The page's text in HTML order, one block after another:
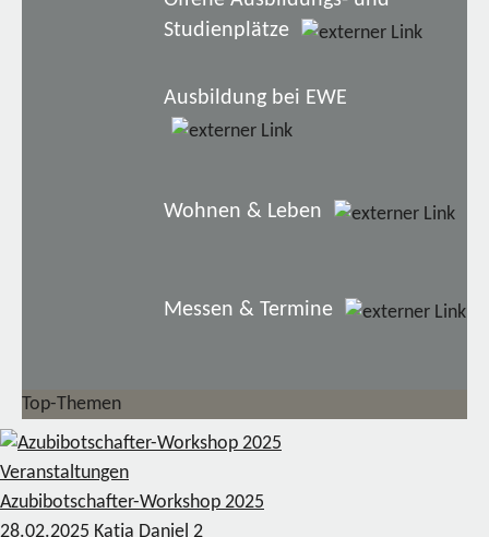
Studienplätze
Ausbildung bei EWE
Wohnen & Leben
Messen & Termine
Top-Themen
Veranstaltungen
Azubibotschafter-Workshop 2025
28.02.2025 Katja Daniel 2